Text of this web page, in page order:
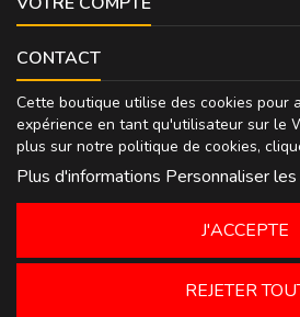
CONTACT
Cette boutique utilise des cookies pour
expérience en tant qu'utilisateur sur le
plus sur notre politique de cookies,
Plus d'informations Personnaliser
REJETER
J'ACCEPTE